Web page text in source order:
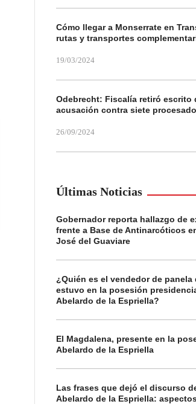
Cómo llegar a Monserrate en
rutas y transportes
19/03/2024
Odebrecht: Fiscalía retiró escrito
acusación contra siete
26/09/2024
Últimas Noticias
Gobernador reporta hallazgo de
frente a Base de Antinarcóticos
José del Guaviare
¿Quién es el vendedor de panela
estuvo en la posesión
Abelardo de la Espriella?
El Magdalena, presente en la
Abelardo de la Espriella
Las frases que dejó el discurso
Abelardo de la Espriella: